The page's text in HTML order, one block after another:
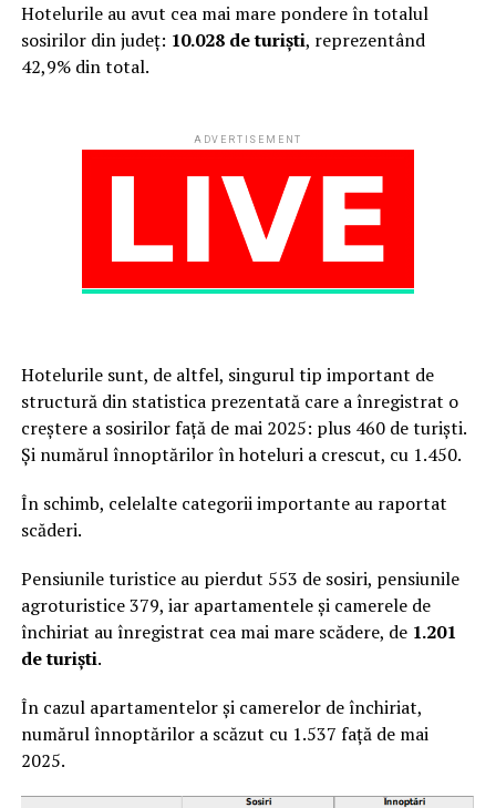
Hotelurile au avut cea mai mare pondere în totalul
sosirilor din județ: 10.028 de turiști, reprezentând
42,9% din total.
ADVERTISEMENT
Hotelurile sunt, de altfel, singurul tip important de
structură din statistica prezentată care a înregistrat o
creștere a sosirilor față de mai 2025: plus 460 de turiști.
Și numărul înnoptărilor în hoteluri a crescut, cu 1.450.
În schimb, celelalte categorii importante au raportat
scăderi.
Pensiunile turistice au pierdut 553 de sosiri, pensiunile
agroturistice 379, iar apartamentele și camerele de
închiriat au înregistrat cea mai mare scădere, de 1.201
de turiști.
În cazul apartamentelor și camerelor de închiriat,
numărul înnoptărilor a scăzut cu 1.537 față de mai
2025.